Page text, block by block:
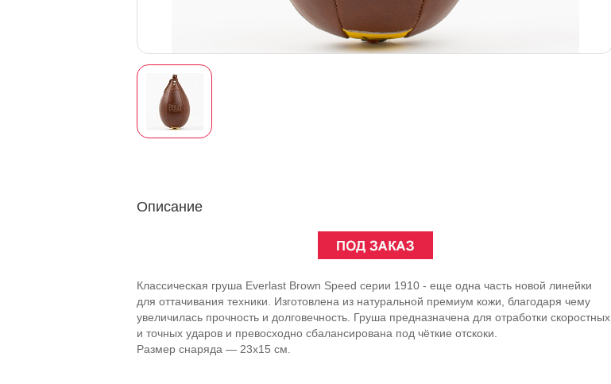
Описание
Классическая груша Everlast Brown Speed серии 1910 - еще одна часть новой линейки
для оттачивания техники. Изготовлена из натуральной премиум кожи, благодаря чему
увеличилась прочность и долговечность. Груша предназначена для отработки скоростных
и точных ударов и превосходно сбалансирована под чёткие отскоки.
Размер снаряда — 23x15 см.